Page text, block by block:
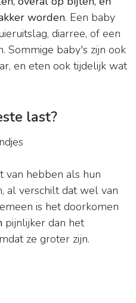
worden. Een baby
diarree, of een
Sommige baby's zijn ook
en eten ook tijdelijk wat
last?
van hebben als hun
al verschilt dat wel van
is het doorkomen
pijnlijker dan het
ze groter zijn.